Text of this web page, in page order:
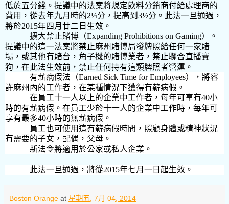
低於五分錢。提議中的法案將規定飲料分銷商付給處理商的
費用，從去年九月時的2¼分，提高到 3½分。此法一旦通過，
將於2015年四月廿二日生效。
擴大禁止賭博（Expanding Prohibitions on Gaming）。
提議中的這一法案將禁止麻州賭博局發牌照給任何一家賭
場，或其他有賭台，角子機的賭博業者，禁止聯合直播賽
狗，在此法生效前，禁止任何持有這類牌照者營運。
有薪病假法（Earned Sick Time for Employees），將容
許麻州內的工作者，在某種情況下獲得有薪病假。
在員工十一人以上的企業中工作者，每年可享有40小
時的有薪病假。在員工少於十一人的企業中工作時，每年可
享有最多40小時的無薪病假。
員工也可使用這有薪病假時間，照顧身體或精神狀況
有需要的子女，配偶，父母。
新法令將適用於公家或私人企業。
此法一旦通過，將從2015年七月一日起生效。
Boston Orange at 星期五, 7月 04, 2014